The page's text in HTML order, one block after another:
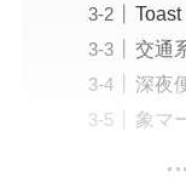
交通
深夜
象マ